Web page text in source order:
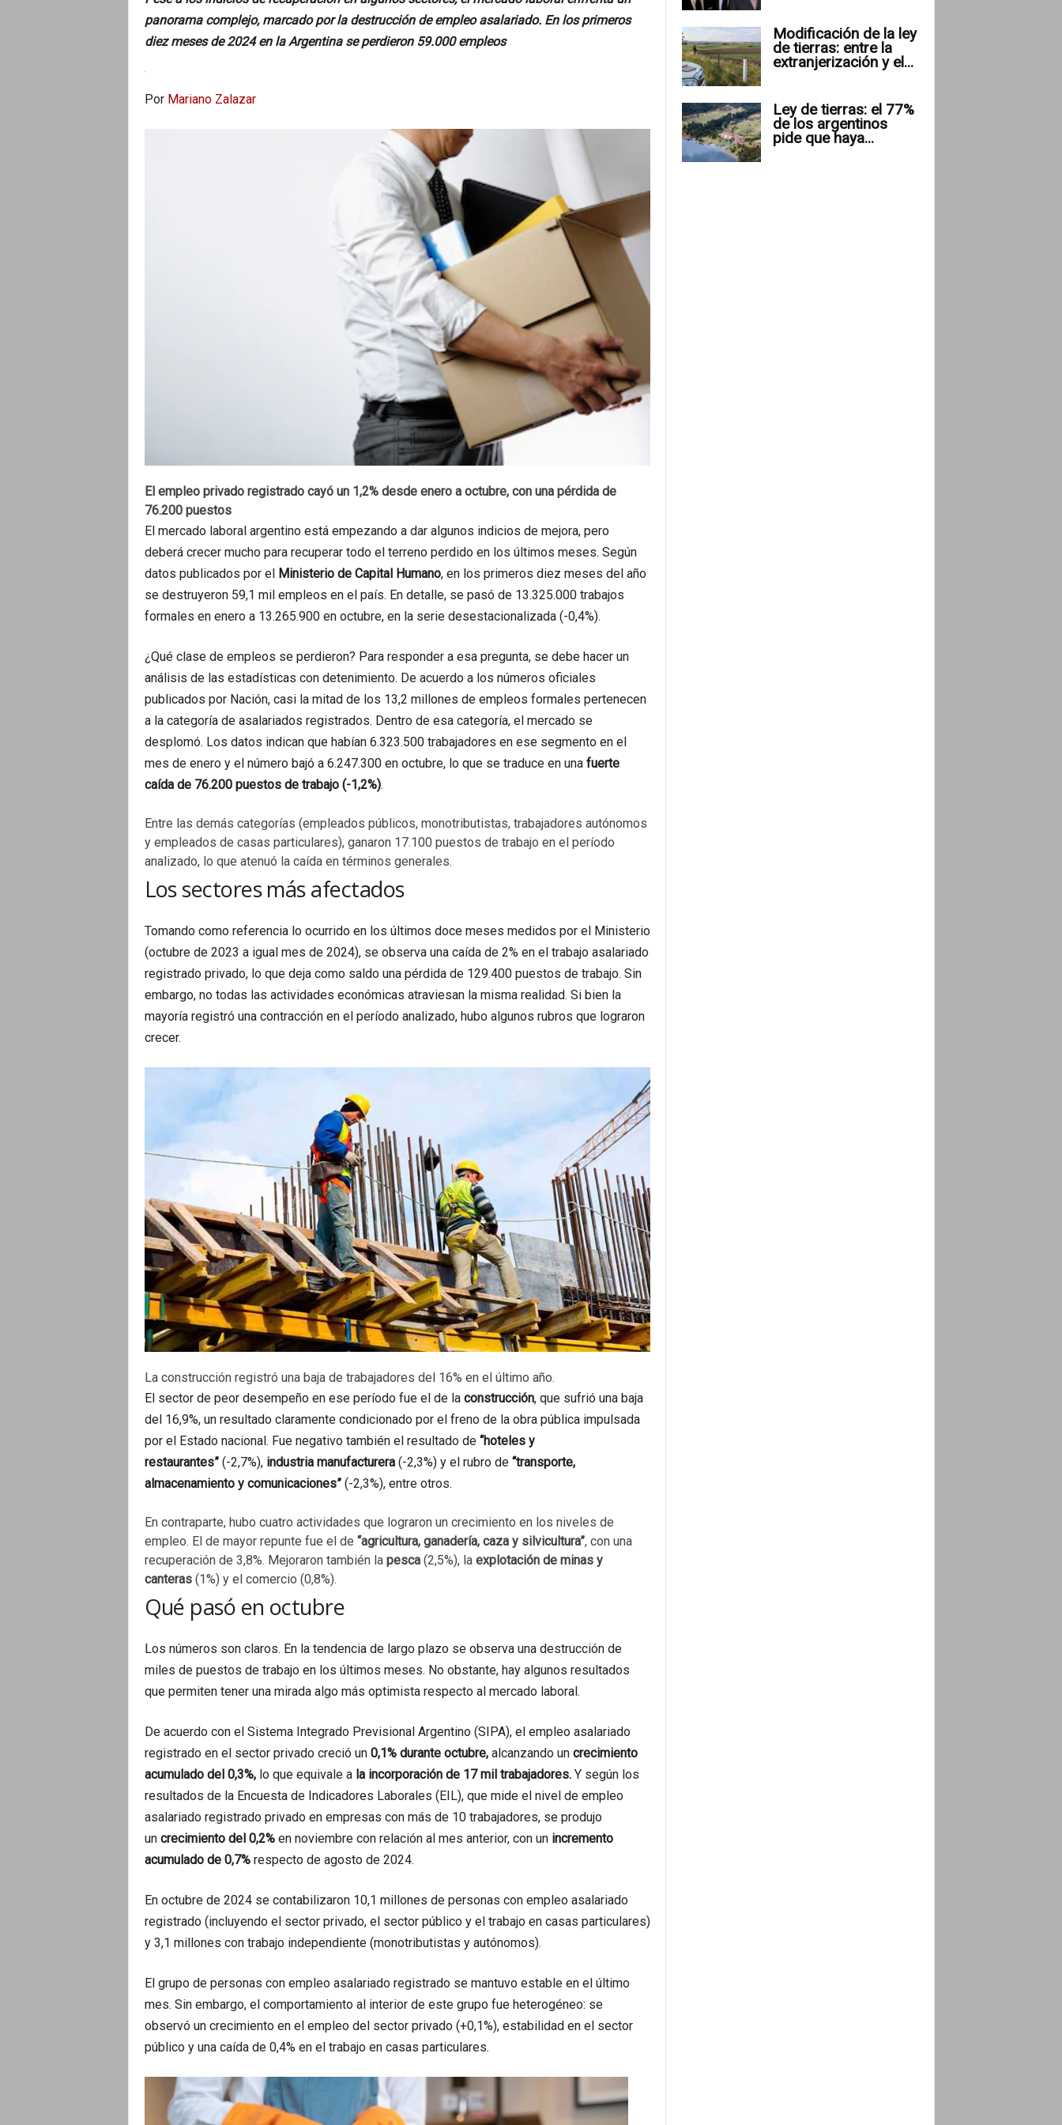
panorama complejo, marcado por la destrucción de empleo asalariado. En los primeros
diez meses de 2024 en la Argentina se perdieron 59.000 empleos
Por Mariano Zalazar
El empleo privado registrado cayó un 1,2% desde enero a octubre, con una pérdida de
76.200 puestos
El mercado laboral argentino está empezando a dar algunos indicios de mejora, pero
deberá crecer mucho para recuperar todo el terreno perdido en los últimos meses. Según
datos publicados por el Ministerio de Capital Humano, en los primeros diez meses del año
se destruyeron 59,1 mil empleos en el país. En detalle, se pasó de 13.325.000 trabajos
formales en enero a 13.265.900 en octubre, en la serie desestacionalizada (-0,4%).
¿Qué clase de empleos se perdieron? Para responder a esa pregunta, se debe hacer un
análisis de las estadísticas con detenimiento. De acuerdo a los números oficiales
publicados por Nación, casi la mitad de los 13,2 millones de empleos formales pertenecen
a la categoría de asalariados registrados. Dentro de esa categoría, el mercado se
desplomó. Los datos indican que habían 6.323.500 trabajadores en ese segmento en el
mes de enero y el número bajó a 6.247.300 en octubre, lo que se traduce en unafuerte
caída de 76.200 puestos de trabajo (-1,2%).
Entre las demás categorías (empleados públicos, monotributistas, trabajadores autónomos
y empleados de casas particulares), ganaron 17.100 puestos de trabajo en el período
analizado, lo que atenuó la caída en términos generales.
Los sectores más afectados
Tomando como referencia lo ocurrido en los últimos doce meses medidos por el Ministerio
(octubre de 2023 a igual mes de 2024), se observa una caída de 2% en el trabajo asalariado
registrado privado, lo que deja como saldo una pérdida de 129.400 puestos de trabajo. Sin
embargo, no todas las actividades económicas atraviesan la misma realidad. Si bien la
mayoría registró una contracción en el período analizado, hubo algunos rubros que lograron
crecer.
La construcción registró una baja de trabajadores del 16% en el último año.
El sector de peor desempeño en ese período fue el de la construcción, que sufrió una baja
del 16,9%, un resultado claramente condicionado por el freno de la obra pública impulsada
por el Estado nacional. Fue negativo también el resultado de “hoteles y
restaurantes”(-2,7%),industria manufacturera(-2,3%) y el rubro de “transporte,
almacenamiento y comunicaciones” (-2,3%), entre otros.
En contraparte, hubo cuatro actividades que lograron un crecimiento en los niveles de
empleo. El de mayor repunte fue el de “agricultura, ganadería, caza y silvicultura”, con una
recuperación de 3,8%. Mejoraron también la pesca (2,5%), laexplotación de minas y
canteras (1%) y el comercio (0,8%).
Qué pasó en octubre
Los números son claros. En la tendencia de largo plazo se observa una destrucción de
miles de puestos de trabajo en los últimos meses. No obstante, hay algunos resultados
que permiten tener una mirada algo más optimista respecto al mercado laboral.
De acuerdo con el Sistema Integrado Previsional Argentino (SIPA), el empleo asalariado
registrado en el sector privado creció un0,1% durante octubre, alcanzando un crecimiento
acumulado del 0,3%,lo que equivale a la incorporación de 17 mil trabajadores.Y según los
resultados de la Encuesta de Indicadores Laborales (EIL), que mide el nivel de empleo
asalariado registrado privado en empresas con más de 10 trabajadores, se produjo
un crecimiento del 0,2%en noviembre con relación al mes anterior, con un incremento
acumulado de 0,7%respecto de agosto de 2024.
En octubre de 2024 se contabilizaron 10,1 millones de personas con empleo asalariado
registrado (incluyendo el sector privado, el sector público y el trabajo en casas particulares)
y 3,1 millones con trabajo independiente (monotributistas y autónomos).
El grupo de personas con empleo asalariado registrado se mantuvo estable en el último
mes. Sin embargo, el comportamiento al interior de este grupo fue heterogéneo: se
observó un crecimiento en el empleo del sector privado (+0,1%), estabilidad en el sector
público y una caída de 0,4% en el trabajo en casas particulares.
Modificación de la ley
de tierras: entre la
extranjerización y el...
Ley de tierras: el 77%
de los argentinos
pide que haya...